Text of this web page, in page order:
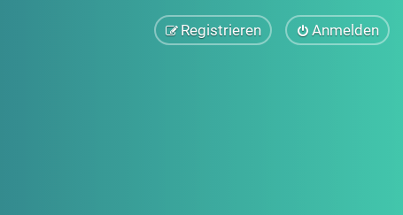
Anmelden
Registrieren